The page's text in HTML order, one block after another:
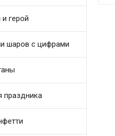
герой
шаров с цифрами
праздника